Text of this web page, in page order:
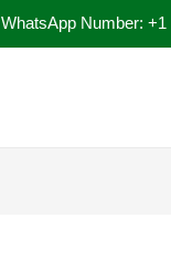
WhatsApp Number: +1